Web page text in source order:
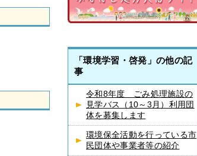
「環境学習・啓発」の他の記
事
令和8年度 ごみ処理施設の
見学バス（10～3月）利用団
体を募集します
環境保全活動を行っている市
民団体や事業者等の紹介